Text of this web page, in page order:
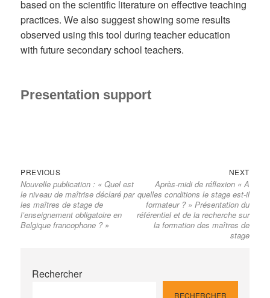
based on the scientific literature on effective teaching
practices. We also suggest showing some results
observed using this tool during teacher education
with future secondary school teachers.
Presentation support
Navigation
de
l’article
PREVIOUSPrevious
post:
Nouvelle publication : « Quel est
le niveau de maîtrise déclaré par
les maîtres de stage de
l’enseignement obligatoire en
Belgique francophone ? »
NEXTNext
post:
Après-midi de réflexion « A
quelles conditions le stage est-il
formateur ? » Présentation du
référentiel et de la recherche sur
la formation des maîtres de
stage
Rechercher
RECHERCHER